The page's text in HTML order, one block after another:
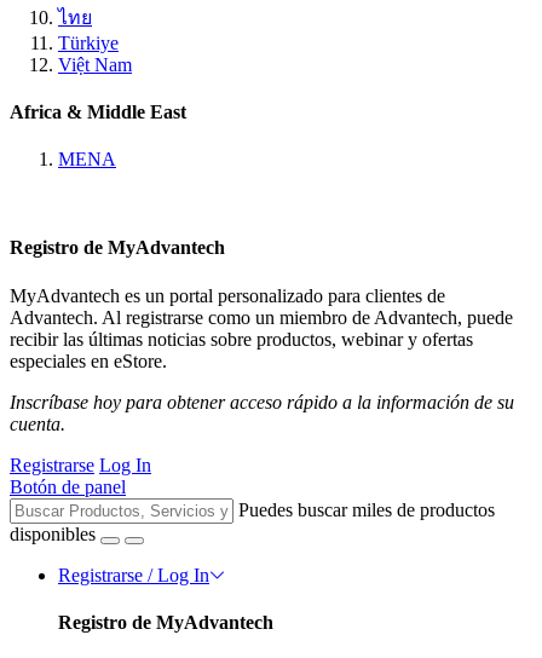
ไทย
Türkiye
Việt Nam
Africa & Middle East
MENA
Registro de MyAdvantech
MyAdvantech es un portal personalizado para clientes de
Advantech. Al registrarse como un miembro de Advantech, puede
recibir las últimas noticias sobre productos, webinar y ofertas
especiales en eStore.
Inscríbase hoy para obtener acceso rápido a la información de su
cuenta.
Registrarse Log In
Botón de panel
Puedes buscar miles de productos
disponibles
Registrarse / Log In
Registro de MyAdvantech